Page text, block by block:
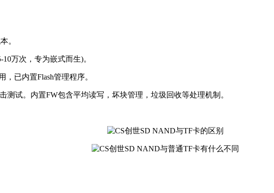
。
万次，专为嵌式而生)。
已内置Flash管理程序。
试。内置FW包含平均读写，坏块管理，垃圾回收等处理机制。